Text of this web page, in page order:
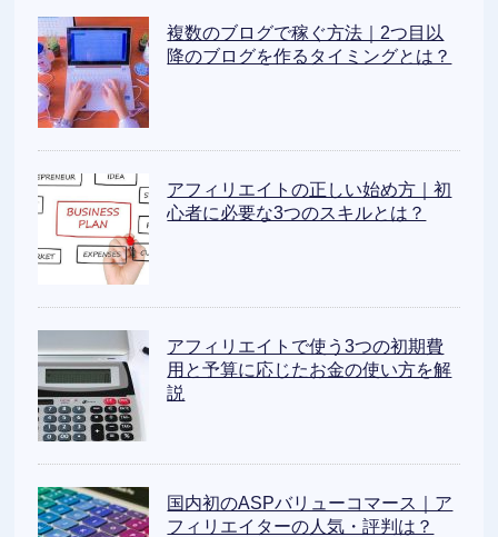
複数のブログで稼ぐ方法｜2つ目以
降のブログを作るタイミングとは？
アフィリエイトの正しい始め方｜初
心者に必要な3つのスキルとは？
アフィリエイトで使う3つの初期費
用と予算に応じたお金の使い方を解
説
国内初のASPバリューコマース｜ア
フィリエイターの人気・評判は？